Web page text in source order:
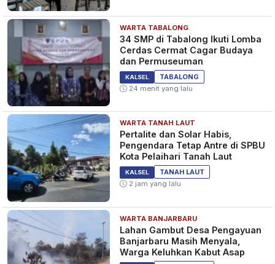
Mudik Tenang, Kendaraan
Aman! Polsek Banjarmasin
Timur Sediakan Penitipan
Gratis
KALSEL 4 bulan yang lalu
Polsek Liang Anggang Buka
Penitipan Kendaraan Saat
Mudik
KALSEL 4 bulan yang lalu
Pastikan Mudik Aman dan
Lancar, Ketua DPRD Tanah
Bumbu Ikuti Rakor Operasi
Ketupat 2026
WARTA TABALONG
34 SMP di Tabalong Ikuti Lomba
Cerdas Cermat Cagar Budaya
dan Permuseuman
KALSEL
TABALONG
24 menit yang lalu
WARTA TANAH LAUT
​Pertalite dan Solar Habis,
Pengendara Tetap Antre di SPBU
Kota Pelaihari Tanah Laut
KALSEL
TANAH LAUT
2 jam yang lalu
WARTA BANJARBARU
Lahan Gambut Desa Pengayuan
Banjarbaru Masih Menyala,
Warga Keluhkan Kabut Asap